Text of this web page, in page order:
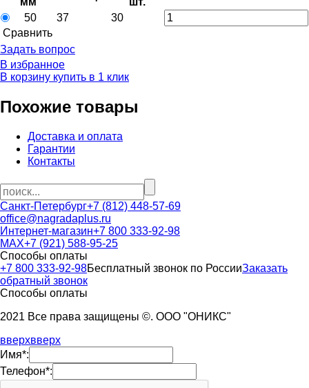
50
37
30
Cравнить
Задать вопрос
В избранное
В корзину купить в 1 клик
Похожие товары
Доставка и оплата
Гарантии
Контакты
Санкт-Петербург+7 (812) 448-57-69
office@nagradaplus.ru
Интернет-магазин+7 800 333-92-98
MAX+7 (921) 588-95-25
Способы оплаты
+7 800 333-92-98Бесплатный звонок по РоссииЗаказать
обратный звонок
Способы оплаты
2021 Все права защищены ©. ООО "ОНИКС"
вверхвверх
Имя*:
Телефон*: